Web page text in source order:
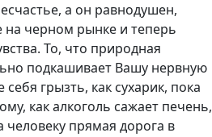
а он равнодушен,
на черном рынке и теперь
То, что природная
подкашивает Вашу нервную
грызть, как сухарик, пока
как алкоголь сажает печень,
человеку прямая дорога в